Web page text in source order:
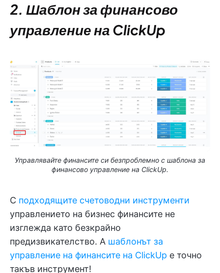
2. Шаблон за финансово
управление на ClickUp
Управлявайте финансите си безпроблемно с шаблона за
финансово управление на ClickUp.
С подходящите счетоводни инструменти
управлението на бизнес финансите не
изглежда като безкрайно
предизвикателство. А шаблонът за
управление на финансите на ClickUp е точно
такъв инструмент!